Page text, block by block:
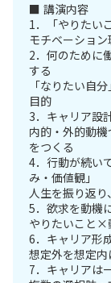
■ 講演内容
1．「やりたい
モチベーショ
2．何のために
する
「なりたい自
目的
3．キャリア設
内的・外的動
をつくる
4．行動が続い
み・価値観」
人生を振り返
5．欲求を動機
やりたいこと×
6．キャリア形
想定外を想定
7．キャリアは